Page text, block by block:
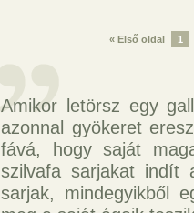
« Első oldal 1
Amikor letörsz egy
azonnal gyökeret
fává, hogy saját
szilvafa sarjakat indít
sarjak, mindegyikből